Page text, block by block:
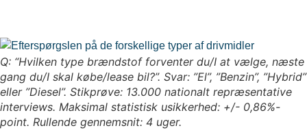
Q: “Hvilken type brændstof forventer du/I at vælge, næste
gang du/I skal købe/lease bil?”. Svar: ”El”, ”Benzin”, ”Hybrid”
eller ”Diesel”. Stikprøve: 13.000 nationalt repræsentative
interviews. Maksimal statistisk usikkerhed: +/- 0,86%-
point. Rullende gennemsnit: 4 uger.